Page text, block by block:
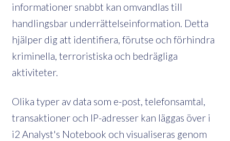
informationer snabbt kan omvandlas till
handlingsbar underrättelseinformation. Detta
hjälper dig att identifiera, förutse och förhindra
kriminella, terroristiska och bedrägliga
aktiviteter.
Olika typer av data som e-post, telefonsamtal,
transaktioner och IP-adresser kan läggas över i
i2 Analyst's Notebook och visualiseras genom